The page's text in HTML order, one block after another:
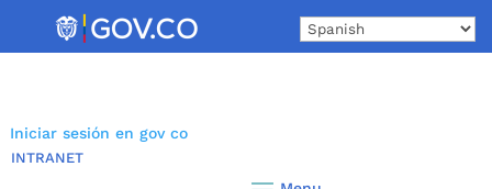
Iniciar sesión en gov co
INTRANET